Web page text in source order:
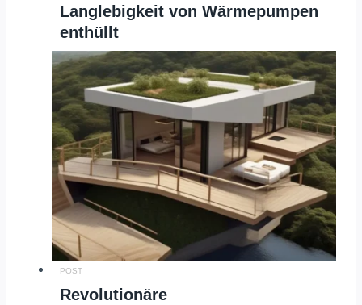
Langlebigkeit von Wärmepumpen
enthüllt
POST
Revolutionäre